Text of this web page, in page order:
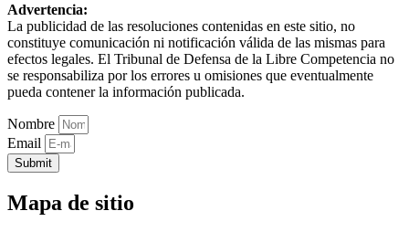
Advertencia:
La publicidad de las resoluciones contenidas en este sitio, no
constituye comunicación ni notificación válida de las mismas para
efectos legales. El Tribunal de Defensa de la Libre Competencia no
se responsabiliza por los errores u omisiones que eventualmente
pueda contener la información publicada.
Nombre
Email
Submit
Mapa de sitio